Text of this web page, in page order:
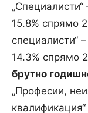
15.8% спрямо
специалисти“
14.3% спрямо
брутно
„Професии,